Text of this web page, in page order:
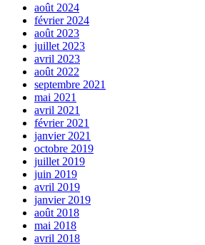
août 2024
février 2024
août 2023
juillet 2023
avril 2023
août 2022
septembre 2021
mai 2021
avril 2021
février 2021
janvier 2021
octobre 2019
juillet 2019
juin 2019
avril 2019
janvier 2019
août 2018
mai 2018
avril 2018